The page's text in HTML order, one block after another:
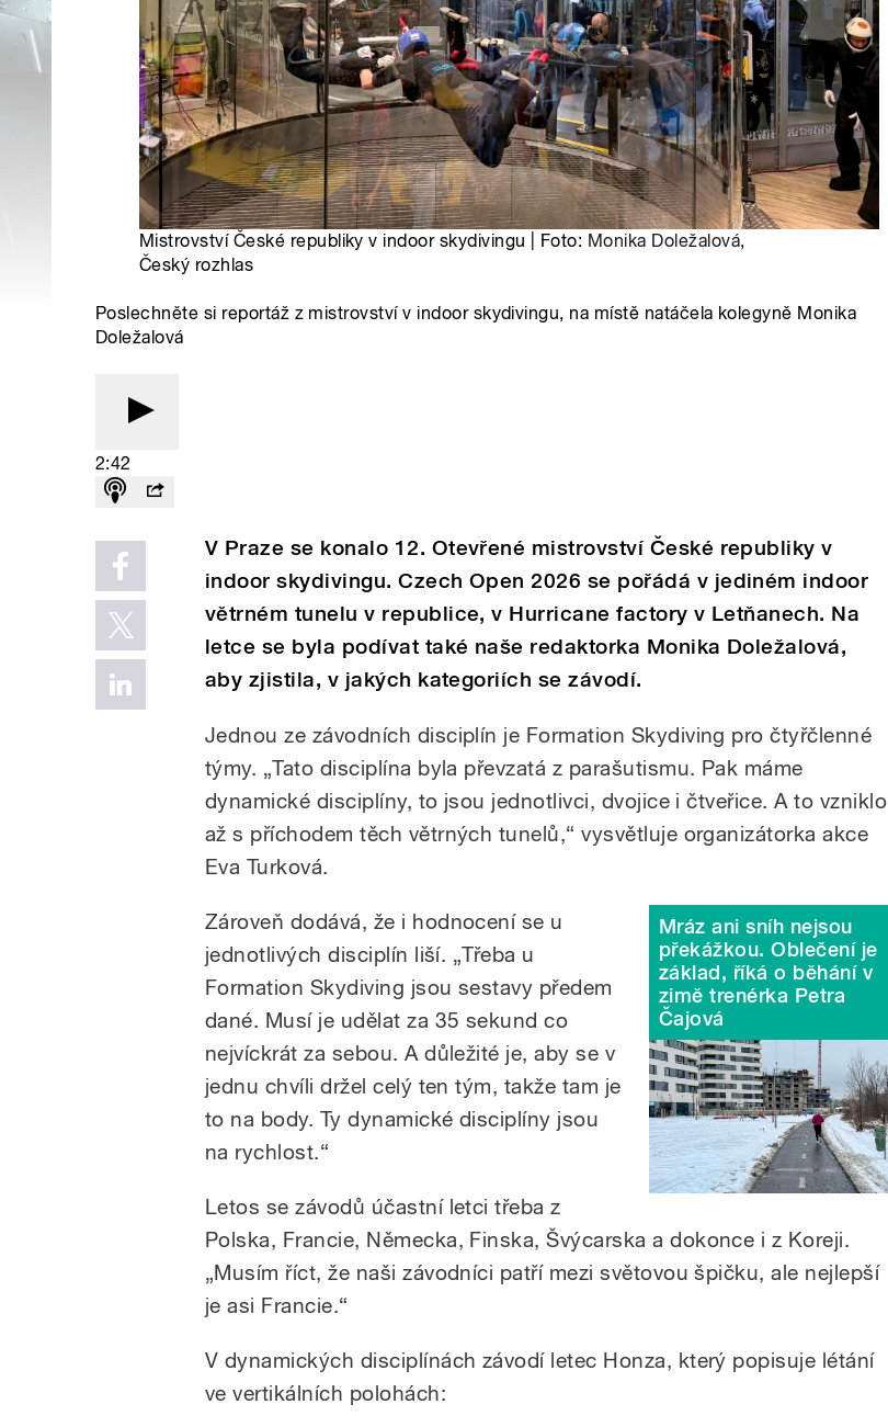
Mistrovství České republiky v indoor skydivingu | Foto: Monika Doležalová,
Český rozhlas
Poslechněte si reportáž z mistrovství v indoor skydivingu, na místě natáčela kolegyně Monika
Doležalová
2:42
V Praze se konalo 12. Otevřené mistrovství České republiky v
indoor skydivingu. Czech Open 2026 se pořádá v jediném indoor
větrném tunelu v republice, v Hurricane factory v Letňanech. Na
letce se byla podívat také naše redaktorka Monika Doležalová,
aby zjistila, v jakých kategoriích se závodí.
Jednou ze závodních disciplín je Formation Skydiving pro čtyřčlenné
týmy. „Tato disciplína byla převzatá z parašutismu. Pak máme
dynamické disciplíny, to jsou jednotlivci, dvojice i čtveřice. A to vzniklo
až s příchodem těch větrných tunelů,“ vysvětluje organizátorka akce
Eva Turková.
Mráz ani sníh nejsou
překážkou. Oblečení je
základ, říká o běhání v
zimě trenérka Petra
Čajová
Zároveň dodává, že i hodnocení se u
jednotlivých disciplín liší. „Třeba u
Formation Skydiving jsou sestavy předem
dané. Musí je udělat za 35 sekund co
nejvíckrát za sebou. A důležité je, aby se v
jednu chvíli držel celý ten tým, takže tam je
to na body. Ty dynamické disciplíny jsou
na rychlost.“
Letos se závodů účastní letci třeba z
Polska, Francie, Německa, Finska, Švýcarska a dokonce i z Koreji.
„Musím říct, že naši závodníci patří mezi světovou špičku, ale nejlepší
je asi Francie.“
V dynamických disciplínách závodí letec Honza, který popisuje létání
ve vertikálních polohách: